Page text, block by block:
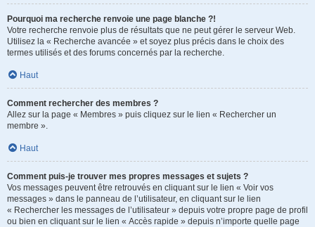
Pourquoi ma recherche renvoie une page blanche ?!
Votre recherche renvoie plus de résultats que ne peut gérer le serveur Web.
Utilisez la « Recherche avancée » et soyez plus précis dans le choix des
termes utilisés et des forums concernés par la recherche.
Haut
Comment rechercher des membres ?
Allez sur la page « Membres » puis cliquez sur le lien « Rechercher un
membre ».
Haut
Comment puis-je trouver mes propres messages et sujets ?
Vos messages peuvent être retrouvés en cliquant sur le lien « Voir vos
messages » dans le panneau de l’utilisateur, en cliquant sur le lien
« Rechercher les messages de l’utilisateur » depuis votre propre page de profil
ou bien en cliquant sur le lien « Accès rapide » depuis n’importe quelle page